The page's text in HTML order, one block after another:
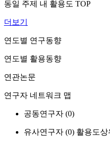
동일 주제 내 활용도 TOP
더보기
연도별 연구동향
연도별 활용동향
연관논문
연구자 네트워크 맵
공동연구자 (0)
유사연구자 (0) 활용도상